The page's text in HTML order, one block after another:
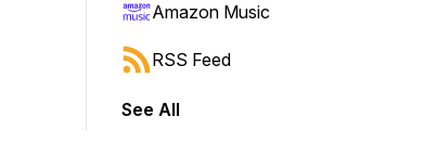
Amazon Music
RSS Feed
See All